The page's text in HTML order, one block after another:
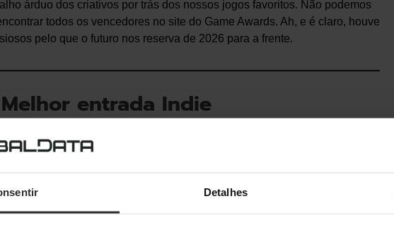
Detalhes
árduo dos criativos por trás dos nossos jogos favoritos. Não podemos
todos os vencedores no site do Game Awards. Ah, e é claro, houve
pelo que o futuro nos reserva de 2026 para a frente.
Melhor entrada Indie
Awards sem mencionar a categoria que deu o que falar muito antes
Com o desenvolvedor de